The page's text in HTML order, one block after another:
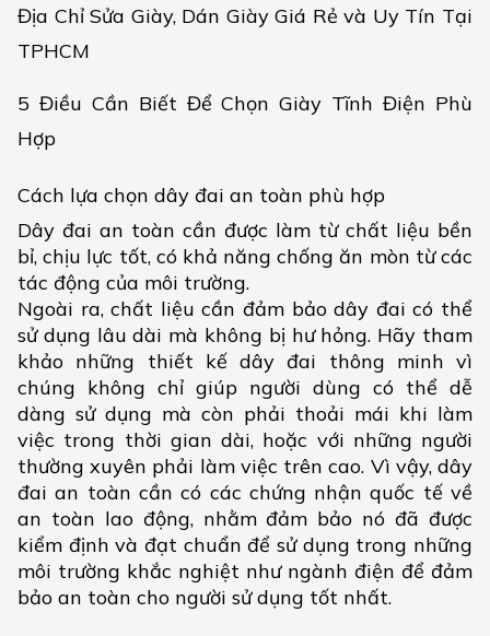
Địa Chỉ Sửa Giày, Dán Giày Giá Rẻ và Uy Tín Tại
TPHCM
5 Điều Cần Biết Để Chọn Giày Tĩnh Điện Phù
Hợp
Cách lựa chọn dây đai an toàn phù hợp
Dây đai an toàn cần được làm từ chất liệu bền
bỉ, chịu lực tốt, có khả năng chống ăn mòn từ các
tác động của môi trường.
Ngoài ra, chất liệu cần đảm bảo dây đai có thể
sử dụng lâu dài mà không bị hư hỏng. Hãy tham
khảo những thiết kế dây đai thông minh vì
chúng không chỉ giúp người dùng có thể dễ
dàng sử dụng mà còn phải thoải mái khi làm
việc trong thời gian dài, hoặc với những người
thường xuyên phải làm việc trên cao. Vì vậy, dây
đai an toàn cần có các chứng nhận quốc tế về
an toàn lao động, nhằm đảm bảo nó đã được
kiểm định và đạt chuẩn để sử dụng trong những
môi trường khắc nghiệt như ngành điện để đảm
bảo an toàn cho người sử dụng tốt nhất.